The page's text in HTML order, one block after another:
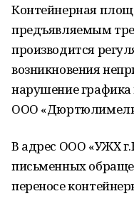
Контейнерная
предъявляемым
производится
возникновения
нарушение графика
ООО
В адрес ООО «УЖХ
письменных
переносе